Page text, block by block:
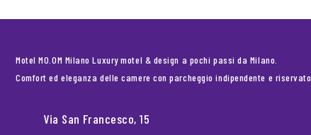
Motel MO.OM Milano Luxury motel & design a pochi passi da Milano.
Comfort ed eleganza delle camere con parcheggio indipendente e riservato.
Via San Francesco, 15